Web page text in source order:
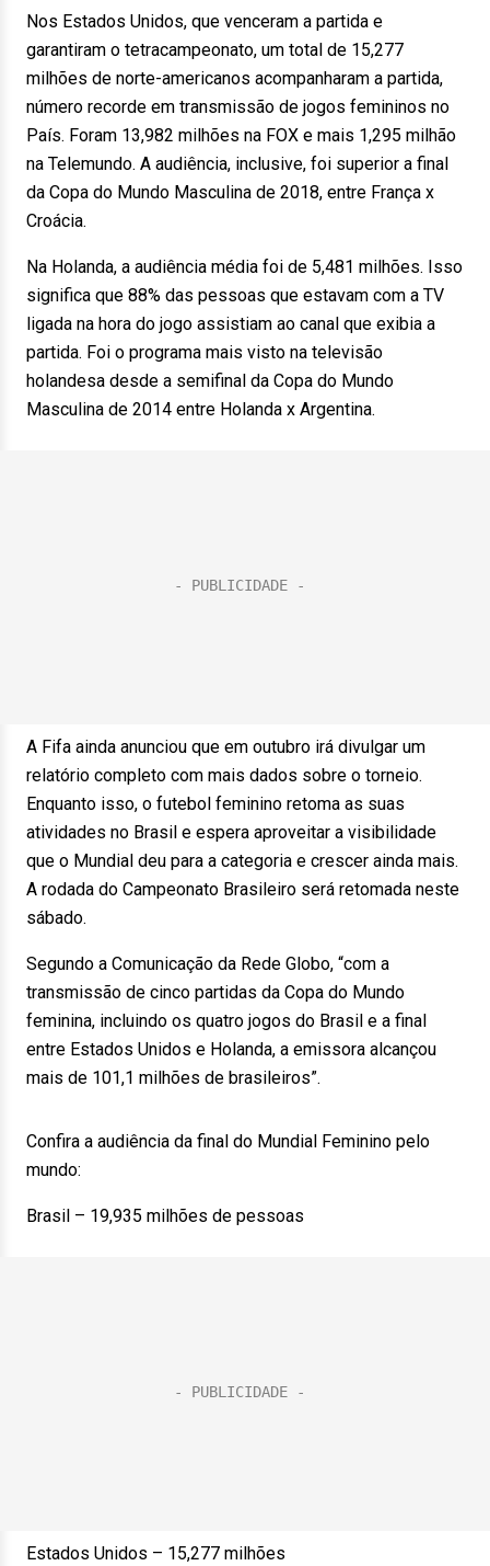
Nos Estados Unidos, que venceram a partida e
garantiram o tetracampeonato, um total de 15,277
milhões de norte-americanos acompanharam a partida,
número recorde em transmissão de jogos femininos no
País. Foram 13,982 milhões na FOX e mais 1,295 milhão
na Telemundo. A audiência, inclusive, foi superior a final
da Copa do Mundo Masculina de 2018, entre França x
Croácia.
Na Holanda, a audiência média foi de 5,481 milhões. Isso
significa que 88% das pessoas que estavam com a TV
ligada na hora do jogo assistiam ao canal que exibia a
partida. Foi o programa mais visto na televisão
holandesa desde a semifinal da Copa do Mundo
Masculina de 2014 entre Holanda x Argentina.
A Fifa ainda anunciou que em outubro irá divulgar um
relatório completo com mais dados sobre o torneio.
Enquanto isso, o futebol feminino retoma as suas
atividades no Brasil e espera aproveitar a visibilidade
que o Mundial deu para a categoria e crescer ainda mais.
A rodada do Campeonato Brasileiro será retomada neste
sábado.
Segundo a Comunicação da Rede Globo, “com a
transmissão de cinco partidas da Copa do Mundo
feminina, incluindo os quatro jogos do Brasil e a final
entre Estados Unidos e Holanda, a emissora alcançou
mais de 101,1 milhões de brasileiros”.
Confira a audiência da final do Mundial Feminino pelo
mundo:
Brasil – 19,935 milhões de pessoas
Estados Unidos – 15,277 milhões